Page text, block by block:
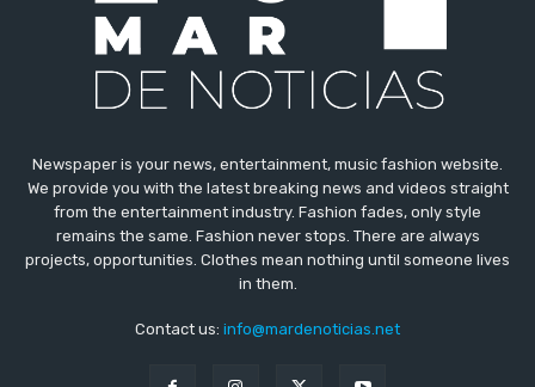
Newspaper is your news, entertainment, music fashion website.
We provide you with the latest breaking news and videos straight
from the entertainment industry. Fashion fades, only style
remains the same. Fashion never stops. There are always
projects, opportunities. Clothes mean nothing until someone lives
in them.
Contact us: info@mardenoticias.net